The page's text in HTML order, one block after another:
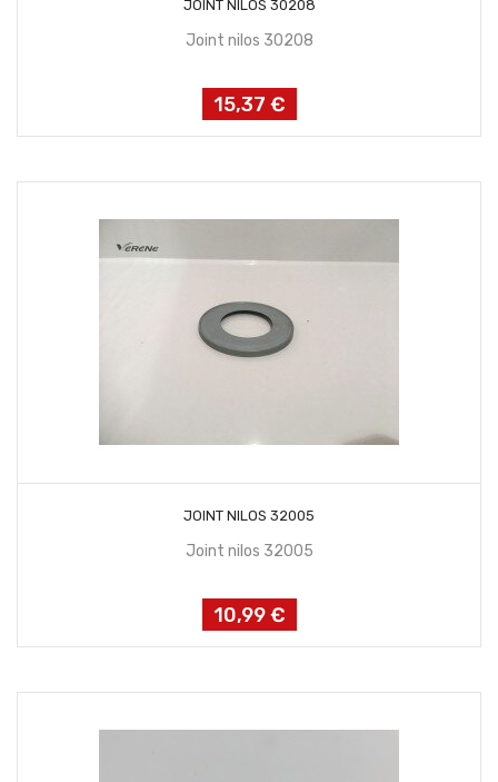
JOINT NILOS 30208
Joint nilos 30208
Prix
15,37 €
JOINT NILOS 32005
Joint nilos 32005
Prix
10,99 €